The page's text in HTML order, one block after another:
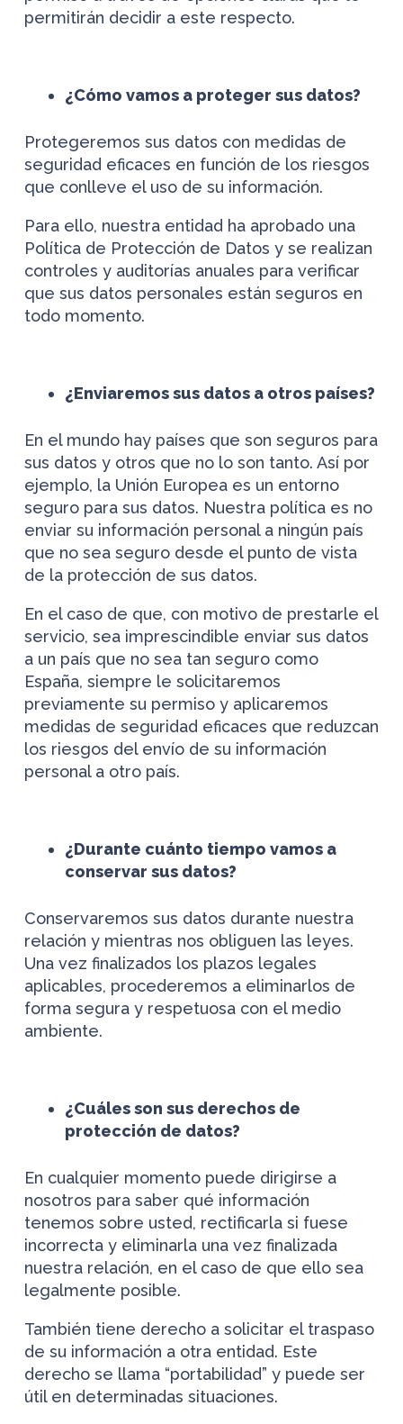
permitirán decidir a este respecto.
¿Cómo vamos a proteger sus datos?
Protegeremos sus datos con medidas de
seguridad eficaces en función de los riesgos
que conlleve el uso de su información.
Para ello, nuestra entidad ha aprobado una
Política de Protección de Datos y se realizan
controles y auditorías anuales para verificar
que sus datos personales están seguros en
todo momento.
¿Enviaremos sus datos a otros países?
En el mundo hay países que son seguros para
sus datos y otros que no lo son tanto. Así por
ejemplo, la Unión Europea es un entorno
seguro para sus datos. Nuestra política es no
enviar su información personal a ningún país
que no sea seguro desde el punto de vista
de la protección de sus datos.
En el caso de que, con motivo de prestarle el
servicio, sea imprescindible enviar sus datos
a un país que no sea tan seguro como
España, siempre le solicitaremos
previamente su permiso y aplicaremos
medidas de seguridad eficaces que reduzcan
los riesgos del envío de su información
personal a otro país.
¿Durante cuánto tiempo vamos a
conservar sus datos?
Conservaremos sus datos durante nuestra
relación y mientras nos obliguen las leyes.
Una vez finalizados los plazos legales
aplicables, procederemos a eliminarlos de
forma segura y respetuosa con el medio
ambiente.
¿Cuáles son sus derechos de
protección de datos?
En cualquier momento puede dirigirse a
nosotros para saber qué información
tenemos sobre usted, rectificarla si fuese
incorrecta y eliminarla una vez finalizada
nuestra relación, en el caso de que ello sea
legalmente posible.
También tiene derecho a solicitar el traspaso
de su información a otra entidad. Este
derecho se llama “portabilidad” y puede ser
útil en determinadas situaciones.